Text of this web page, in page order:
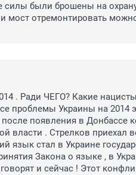
силы были брошены на
мост отремонтировать
. Ради ЧЕГО? Какие
проблемы Украины на 2014
появления в Донбассе
власти . Стрелков приехал
язык стал в Украине
Закона о языке , в
и сейчас ! Этот